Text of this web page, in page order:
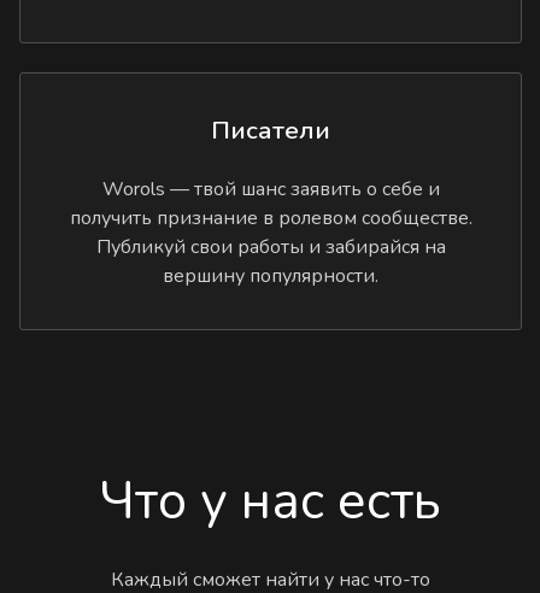
Писатели
Worols — твой шанс заявить о себе и
получить признание в ролевом сообществе.
Публикуй свои работы и забирайся на
вершину популярности.
Что у нас есть
Каждый сможет найти у нас что-то